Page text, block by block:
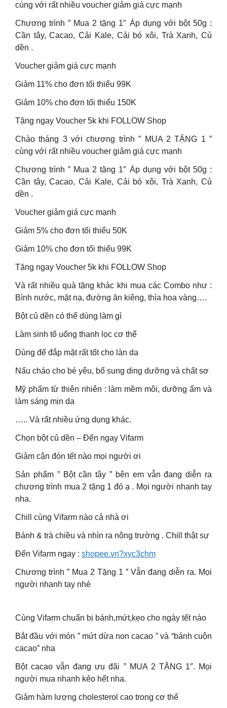
cùng với rất nhiều voucher giảm giá cực mạnh
Chương trình ” Mua 2 tặng 1″ Áp dụng với bột 50g :
Cần tây, Cacao, Cải Kale, Cải bó xôi, Trà Xanh, Củ
dền .
Voucher giảm giá cực mạnh
Giảm 11% cho đơn tối thiểu 99K
Giảm 10% cho đơn tối thiểu 150K
Tặng ngay Voucher 5k khi FOLLOW Shop
Chào tháng 3 với chương trình ” MUA 2 TẶNG 1 ”
cùng với rất nhiều voucher giảm giá cực mạnh
Chương trình ” Mua 2 tặng 1″ Áp dụng với bột 50g :
Cần tây, Cacao, Cải Kale, Cải bó xôi, Trà Xanh, Củ
dền .
Voucher giảm giá cực mạnh
Giảm 5% cho đơn tối thiểu 50K
Giảm 10% cho đơn tối thiểu 99K
Tặng ngay Voucher 5k khi FOLLOW Shop
Và rất nhiều quà tặng khác khi mua các Combo như :
Bình nước, mặt nạ, đường ăn kiêng, thìa hoa vàng….
Bột củ dền có thể dùng làm gì
Làm sinh tố uống thanh lọc cơ thể
Dùng để đắp mặt rất tốt cho làn da
Nấu cháo cho bé yêu, bổ sung ding dưỡng và chất sơ
Mỹ phẩm từ thiên nhiên : làm mềm môi, dưỡng ẩm và
làm sáng mịn da
….. Và rất nhiều ứng dụng khác.
Chọn bột củ dền – Đến ngay Vifarm
Giảm cân đón tết nào mọi người ơi
Sản phẩm ” Bột cần tây ” bên em vẫn đang diễn ra
chương trình mua 2 tặng 1 đó ạ . Mọi người nhanh tay
nha.
Chill cùng Vifarm nào cả nhà ơi
Bánh & trà chiều và nhìn ra nông trường . Chill thật sự
Đến Vifarm ngay : shopee.vn?xyc3chm
Chương trình ” Mua 2 Tặng 1 ” Vẫn đang diễn ra. Mọi
người nhanh tay nhé
Cùng Vifarm chuẩn bị bánh,mứt,kẹo cho ngày tết nào
Bắt đầu với món ” mứt dừa non cacao ” và “bánh cuộn
cacao” nha
Bột cacao vẫn đang ưu đãi ” MUA 2 TẶNG 1″. Mọi
người mua nhanh kẻo hết nha.
Giảm hàm lượng cholesterol cao trong cơ thể